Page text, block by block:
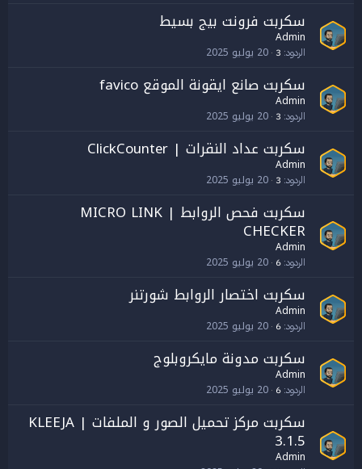
سكربت فرونت بيج بسيط
Admin
الردود 3 20 يوليو 2025
سكربت صانع ايقونة الموقع favico
Admin
الردود 3 20 يوليو 2025
سكربت عداد النقرات | ClickCounter
Admin
الردود 3 20 يوليو 2025
سكربت فحص الروابط | MICRO LINK
CHECKER
Admin
الردود 6 20 يوليو 2025
سكربت اختصار الروابط شورتنر
Admin
الردود 6 20 يوليو 2025
سكربت مدونة مايكروبلوج
Admin
الردود 6 20 يوليو 2025
سكربت مركز تحميل الصور و الملفات | KLEEJA
3.1.5
Admin